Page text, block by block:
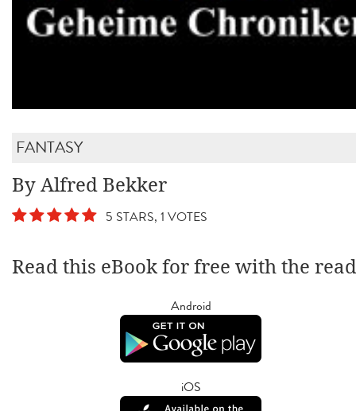
FANTASY
By Alfred Bekker
5 STARS, 1 VOTES
Read this eBook for free with the
Android
iOS